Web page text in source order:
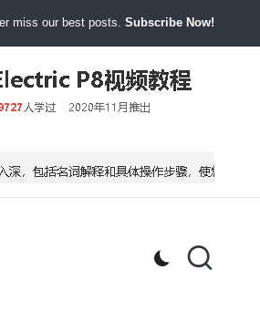
miss our best posts. Subscribe Now!